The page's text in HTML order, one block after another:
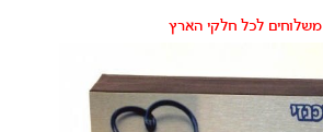
משלוחים לכל חלקי הארץ